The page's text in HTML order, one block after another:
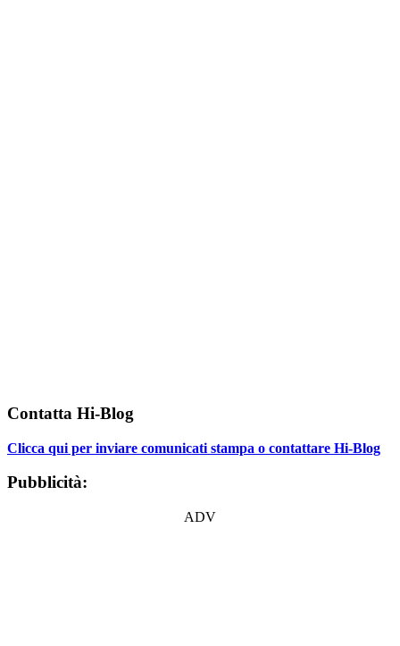
Contatta Hi-Blog
Clicca qui per inviare comunicati stampa o contattare Hi-Blog
Pubblicità:
ADV